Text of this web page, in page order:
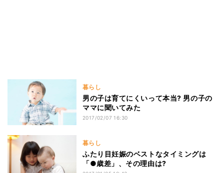
暮らし
男の子は育てにくいって本当? 男の子の
ママに聞いてみた
2017/02/07 16:30
暮らし
ふたり目妊娠のベストなタイミングは
「●歳差」、その理由は?